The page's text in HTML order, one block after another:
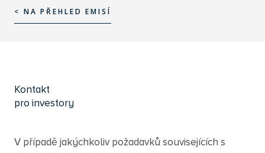
< NA PŘEHLED EMISÍ
Kontakt
pro investory
V případě jakýchkoliv požadavků souvisejících s